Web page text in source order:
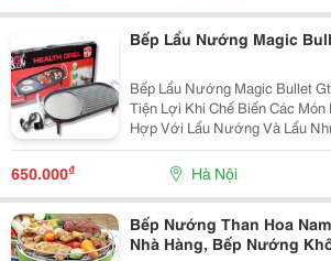
Bếp Lẩu Nướng Magic
Bếp Lẩu Nướng Magic Bullet
Tiện Lợi Khi Chế Biến Các
Hợp Với Lẩu Nướng Và Lẩu
0923.555.772 Đ/C: Số 3 Ngách
- Hà Nội. Bếp Nướng Điện
650.000₫ Hà Nội
Bếp Nướng Than Hoa
Nhà Hàng, Bếp Nướng